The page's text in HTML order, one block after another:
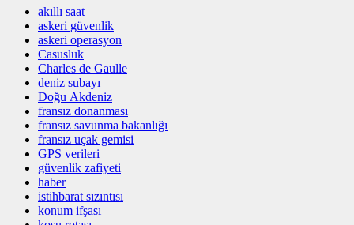
akıllı saat
askeri güvenlik
askeri operasyon
Casusluk
Charles de Gaulle
deniz subayı
Doğu Akdeniz
fransız donanması
fransız savunma bakanlığı
fransız uçak gemisi
GPS verileri
güvenlik zafiyeti
haber
istihbarat sızıntısı
konum ifşası